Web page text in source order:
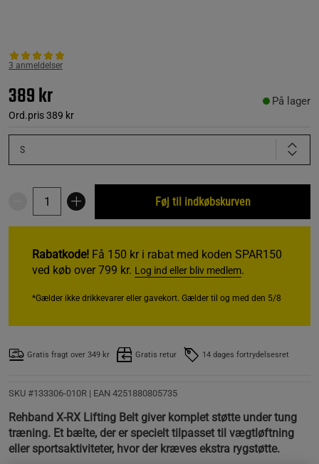
3 anmeldelser
389 kr
Ord.pris389 kr
På lager
S
Føj til indkøbskurven
Rabatkode! Få 150 kr i rabat med koden SPAR150
ved køb over 799 kr. Log ind eller bliv medlem.
*Gælder ikke drikkevarer eller gavekort. Gælder til og med den 5/8
Gratis fragt over 349 kr Gratis retur 14 dages fortrydelsesret
SKU #133306-010R | EAN 4251880805735
Rehband X-RX Lifting Belt giver komplet støtte under tung
træning. Et bælte, der er specielt tilpasset til vægtløftning
eller sportsaktiviteter, hvor der kræves ekstra rygstøtte.